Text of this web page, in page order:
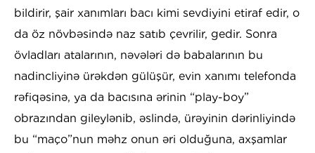
bildirir, şair xanımları bacı kimi sevdiyini etiraf edir, o
da öz növbəsində naz satıb çevrilir, gedir. Sonra
övladları atalarının, nəvələri də babalarının bu
nadincliyinə ürəkdən gülüşür, evin xanımı telefonda
rəfiqəsinə, ya da bacısına ərinin “play-boy”
obrazından gileylənib, əslində, ürəyinin dərinliyində
bu “maço”nun məhz onun əri olduğuna, axşamlar